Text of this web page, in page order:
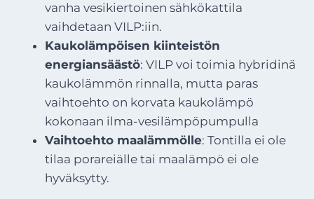
vanha vesikiertoinen sähkökattila
vaihdetaan VILP:iin.
Kaukolämpöisen kiinteistön
energiansäästö: VILP voi toimia hybridinä
kaukolämmön rinnalla, mutta paras
vaihtoehto on korvata kaukolämpö
kokonaan ilma-vesilämpöpumpulla
Vaihtoehto maalämmölle: Tontilla ei ole
tilaa porareiälle tai maalämpö ei ole
hyväksytty.